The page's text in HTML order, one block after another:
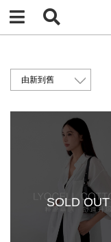
SOLD OUT